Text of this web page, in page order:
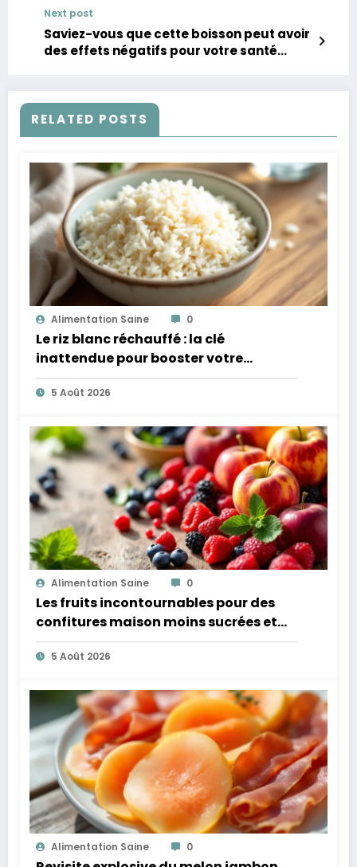
Next post
Saviez-vous que cette boisson peut avoir
des effets négatifs pour votre santé
RELATED POSTS
Alimentation Saine 0
Le riz blanc réchauffé : la clé
inattendue pour booster votre
microbiote
5 Août 2026
Alimentation Saine 0
Les fruits incontournables pour des
confitures maison moins sucrées et
plus légères
5 Août 2026
Alimentation Saine 0